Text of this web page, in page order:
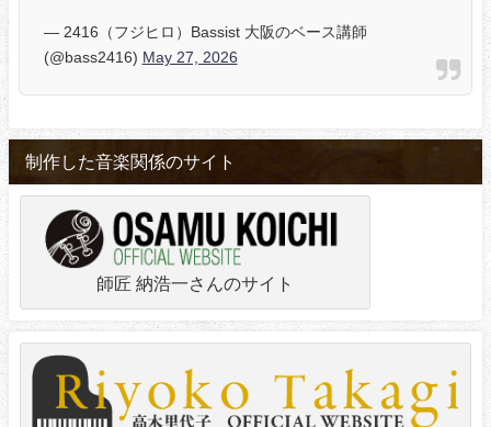
— 2416（フジヒロ）Bassist 大阪のベース講師
(@bass2416) May 27, 2026
制作した音楽関係のサイト
師匠 納浩一さんのサイト